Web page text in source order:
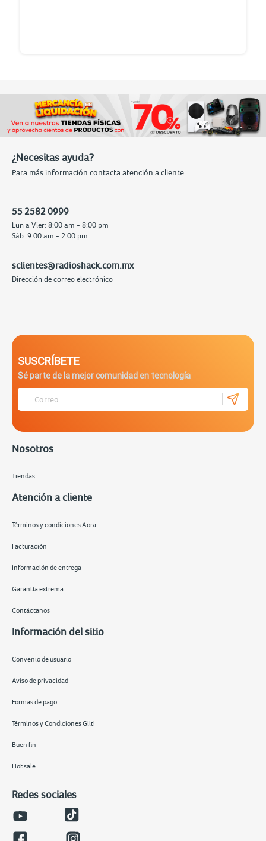
¿Necesitas ayuda?
Para más información contacta atención a cliente
55 2582 0999
Lun a Vier: 8:00 am - 8:00 pm
Sáb: 9:00 am - 2:00 pm
sclientes@radioshack.com.mx
Dirección de correo electrónico
SUSCRÍBETE
Sé parte de la mejor comunidad en tecnología
Nosotros
Tiendas
Atención a cliente
Términos y condiciones Aora
Facturación
Información de entrega
Garantía extrema
Contáctanos
Información del sitio
Convenio de usuario
Aviso de privacidad
Formas de pago
Términos y Condiciones Giit!
Buen fin
Hot sale
Redes sociales